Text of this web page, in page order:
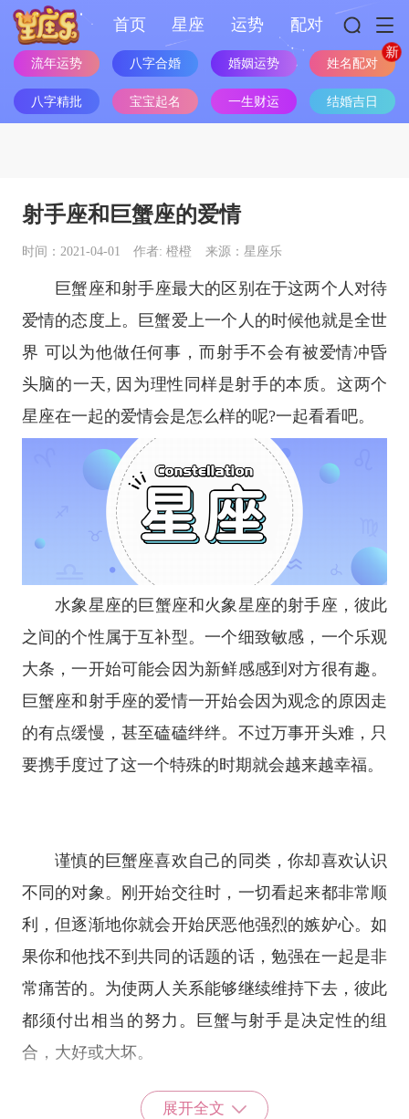
首页 星座 运势 配对
流年运势 八字合婚 婚姻运势 姓名配对
八字精批 宝宝起名 一生财运 结婚吉日
射手座和巨蟹座的爱情
时间：2021-04-01 作者: 橙橙 来源：星座乐
巨蟹座和射手座最大的区别在于这两个人对待
爱情的态度上。巨蟹爱上一个人的时候他就是全世
界 可以为他做任何事，而射手不会有被爱情冲昏
头脑的一天, 因为理性同样是射手的本质。这两个
星座在一起的爱情会是怎么样的呢?一起看看吧。
水象星座的 巨蟹座和 火象星座的射手座 ，彼此
之间的个性属于互补型。一个细致敏感，一个乐观
大条，一开始可能会因为新鲜感感到对方很有趣。
巨蟹座和射手座的爱情一开始会因为观念的原因走
的有点缓慢，甚至磕磕绊绊。不过万事开头难，只
要携手度过了这一个特殊的时期就会越来越幸福。
谨慎的巨蟹座喜欢自己的同类，你却喜欢认识
不同的对象。刚开始交往时，一切看起来都非常顺
利，但逐渐地你就会开始厌恶他强烈的嫉妒心。如
果你和他找不到共同的话题的话，勉强在一起是非
常痛苦的。为使两人关系能够继续维持下去，彼此
都须付出相当的努力。巨蟹与射手是决定性的组
合，大好或大坏。
展开全文